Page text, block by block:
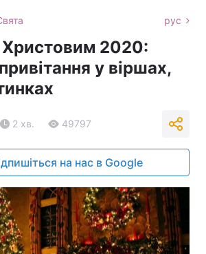
рус
Христовим 2020:
у віршах,
2 хв. 49797
на нас в Google